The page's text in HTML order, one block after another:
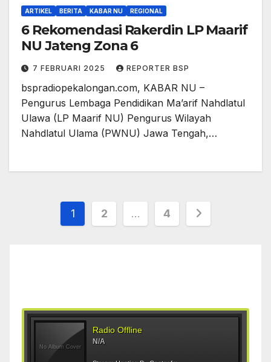
ARTIKEL BERITA KABAR NU REGIONAL
6 Rekomendasi Rakerdin LP Maarif
NU Jateng Zona 6
7 FEBRUARI 2025 REPORTER BSP
bspradiopekalongan.com, KABAR NU –
Pengurus Lembaga Pendidikan Ma’arif Nahdlatul
Ulawa (LP Maarif NU) Pengurus Wilayah
Nahdlatul Ulama (PWNU) Jawa Tengah,…
Paginasi
1 2 … 4